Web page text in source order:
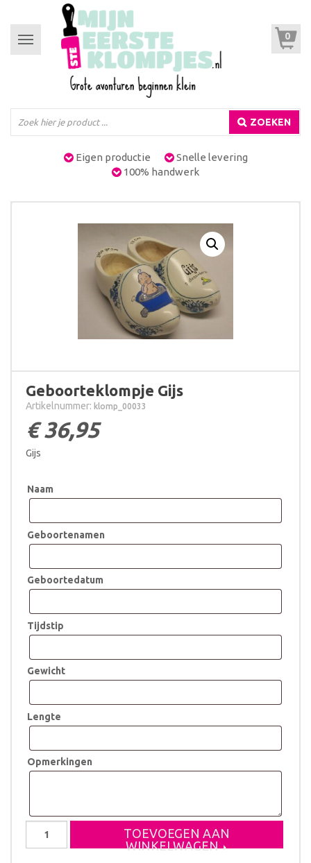
Toggle
navigation
0
ZOEKEN
Eigen productie
Snelle levering
100% handwerk
Geboorteklompje Gijs
Artikelnummer: klomp_00033
€36,95
Gijs
Naam
Geboortenamen
Geboortedatum
Tijdstip
Gewicht
Lengte
Opmerkingen
TOEVOEGEN AAN
WINKELWAGEN